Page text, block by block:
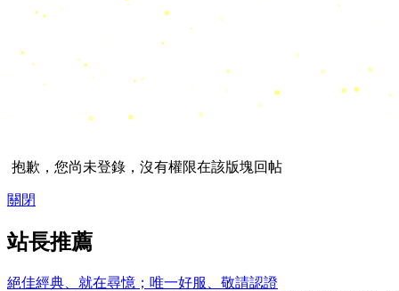
抱歉，您尚未登錄，沒有權限在該版塊回帖
關閉
站長推薦
絕佳經典、就在尋憶；唯一好服、敬請認證